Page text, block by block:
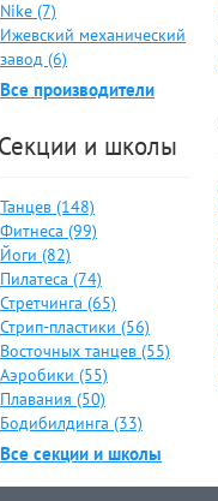
Nike (7)
Ижевский механический
завод (6)
Все производители
Секции и школы
Танцев (148)
Фитнеса (99)
Йоги (82)
Пилатеса (74)
Стретчинга (65)
Стрип-пластики (56)
Восточных танцев (55)
Аэробики (55)
Плавания (50)
Бодибилдинга (33)
Все секции и школы